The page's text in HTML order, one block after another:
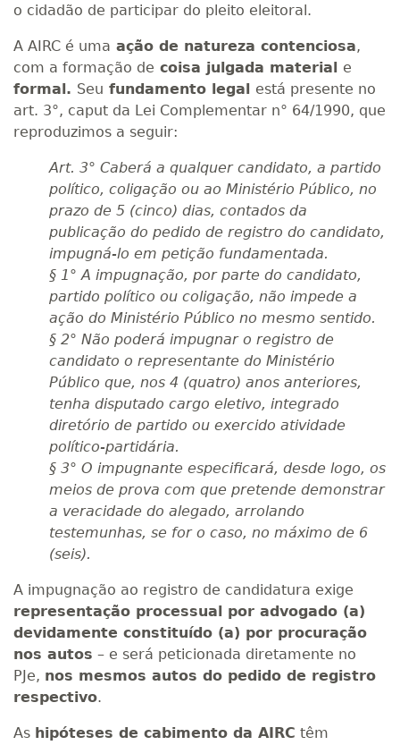
o cidadão de participar do pleito eleitoral.
A AIRC é uma ação de natureza contenciosa,
com a formação de coisa julgada material e
formal. Seu fundamento legal está presente no
art. 3°, caput da Lei Complementar n° 64/1990, que
reproduzimos a seguir:
Art. 3° Caberá a qualquer candidato, a partido
político, coligação ou ao Ministério Público, no
prazo de 5 (cinco) dias, contados da
publicação do pedido de registro do candidato,
impugná-lo em petição fundamentada.
§ 1° A impugnação, por parte do candidato,
partido político ou coligação, não impede a
ação do Ministério Público no mesmo sentido.
§ 2° Não poderá impugnar o registro de
candidato o representante do Ministério
Público que, nos 4 (quatro) anos anteriores,
tenha disputado cargo eletivo, integrado
diretório de partido ou exercido atividade
político-partidária.
§ 3° O impugnante especificará, desde logo, os
meios de prova com que pretende demonstrar
a veracidade do alegado, arrolando
testemunhas, se for o caso, no máximo de 6
(seis).
A impugnação ao registro de candidatura exige
representação processual por advogado (a)
devidamente constituído (a) por procuração
nos autos – e será peticionada diretamente no
PJe, nos mesmos autos do pedido de registro
respectivo.
As hipóteses de cabimento da AIRC têm